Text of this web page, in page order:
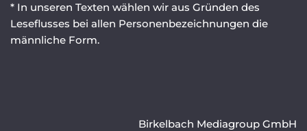
* In unseren Texten wählen wir aus Gründen des
Leseflusses bei allen Personenbezeichnungen die
männliche Form.
Birkelbach Mediagroup GmbH